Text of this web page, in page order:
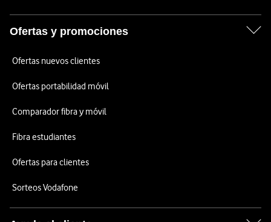
Ofertas y promociones
Ofertas nuevos clientes
Ofertas portabilidad móvil
Comparador fibra y móvil
Fibra estudiantes
Ofertas para clientes
Sorteos Vodafone